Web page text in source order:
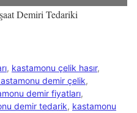
Demiri Tedariki
, kastamonu çelik hasır,
demir çelik,
demir fiyatları,
demir tedarik, kastamonu